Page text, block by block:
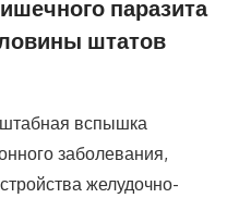
паразита
штатов
вспышка
заболевания,
желудочно-